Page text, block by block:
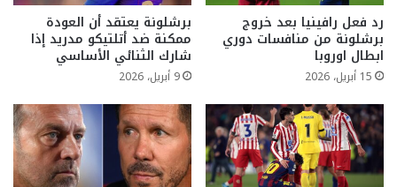
رد فعل رافينيا بعد خروج
برشلونة من منافسات دوري
ابطال اوروبا
15 أبريل، 2026
برشلونة يعتقد أن العودة
ممكنة ضد أتلتيكو مدريد إذا
شارك الثنائي الأساسي
9 أبريل، 2026